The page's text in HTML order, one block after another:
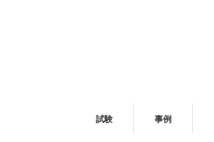
試験 事例